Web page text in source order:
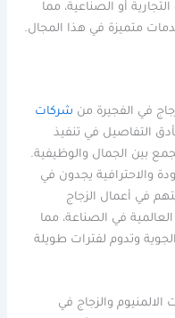
أو الصناعية، مما
متميزة في هذا المجال.
في الفجيرة من شركات
التفاصيل في تنفيذ
بين الجمال والوظيفية.
والاحترافية يجدون في
في أعمال الزجاج
العالمية في الصناعة، مما
وتدوم لفترات طويلة
والزجاج في